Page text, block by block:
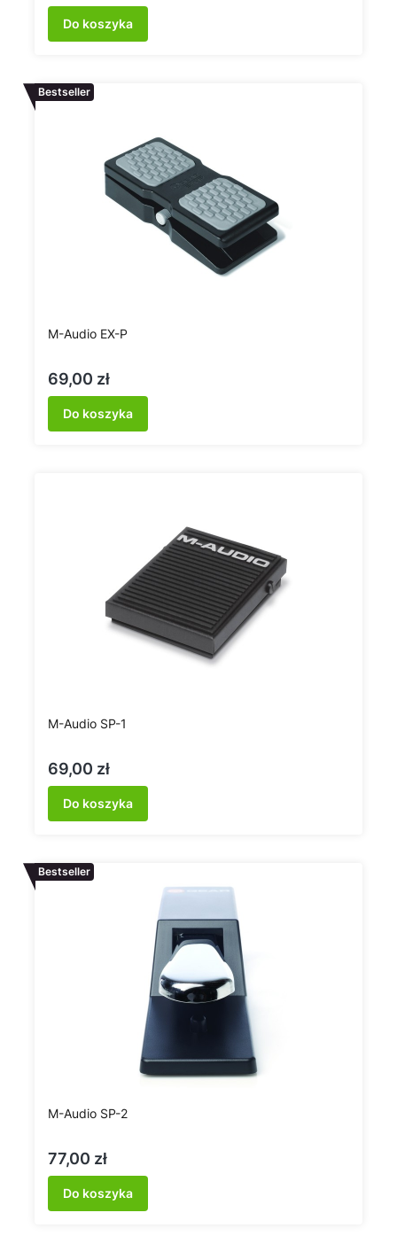
Do koszyka
Bestseller
M-Audio EX-P
Cena
69,00 zł
Do koszyka
M-Audio SP-1
Cena
69,00 zł
Do koszyka
Bestseller
M-Audio SP-2
Cena
77,00 zł
Do koszyka